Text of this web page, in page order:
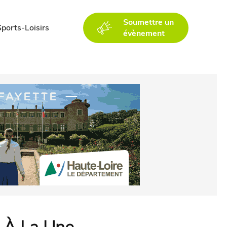
Loisirs
Soumettre un
évènement